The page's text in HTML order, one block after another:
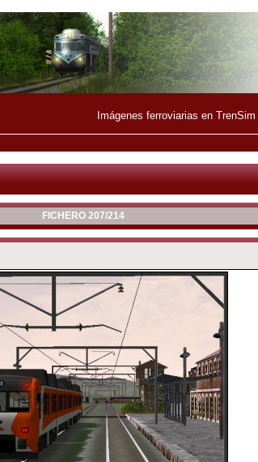
Imágenes ferroviarias en TrenSim
FICHERO 207/214